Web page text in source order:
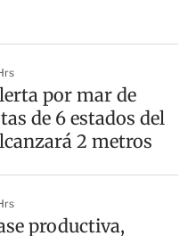
por mar de
de 6 estados del
2 metros
productiva,